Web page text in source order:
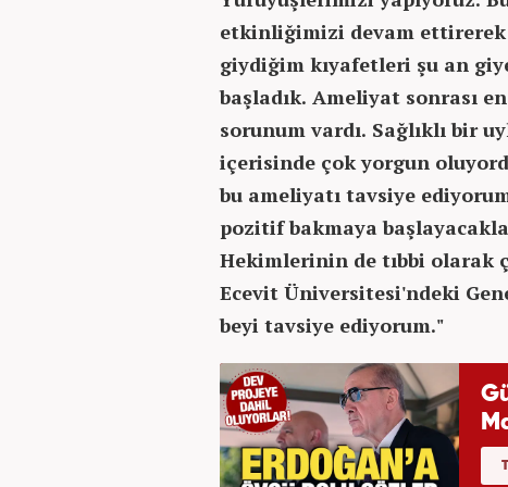
etkinliğimizi devam ettirerek
giydiğim kıyafetleri şu an
başladık. Ameliyat sonrası
sorunum vardı. Sağlıklı bir
içerisinde çok yorgun
bu ameliyatı tavsiye
pozitif bakmaya
Hekimlerinin de tıbbi
Ecevit Üniversitesi'ndeki
beyi tavsiye ediyorum."